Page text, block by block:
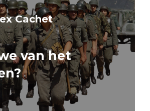
Cachet
van het